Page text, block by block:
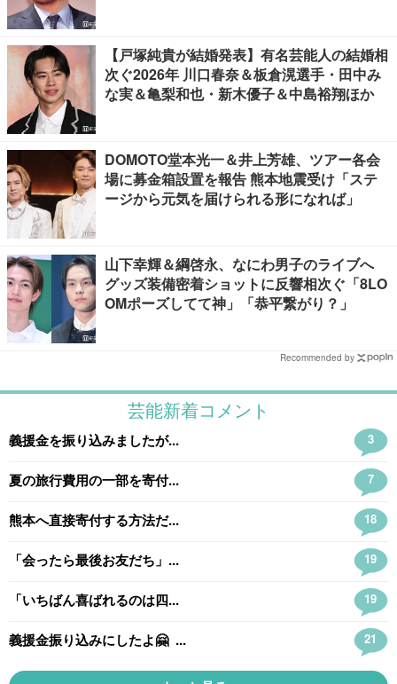
【戸塚純貴が結婚発表】有名芸能人の結婚相
次ぐ2026年 川口春奈＆板倉滉選手・田中み
な実＆亀梨和也・新木優子＆中島裕翔ほか
DOMOTO堂本光一＆井上芳雄、ツアー各会
場に募金箱設置を報告 熊本地震受け「ステ
ージから元気を届けられる形になれば」
山下幸輝＆綱啓永、なにわ男子のライブへ
グッズ装備密着ショットに反響相次ぐ「8LO
OMポーズしてて神」「恭平繋がり？」
Recommended by